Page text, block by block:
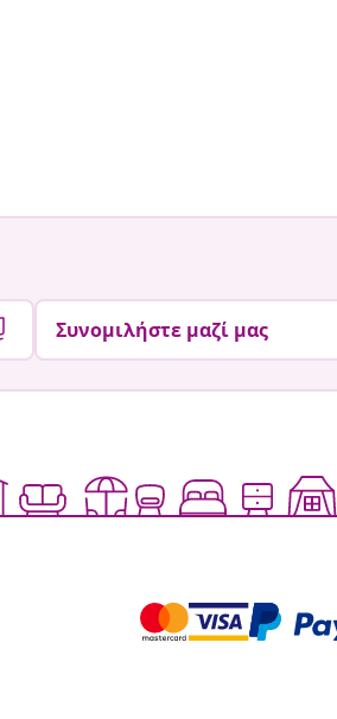
Συνομιλήστε μαζί μας